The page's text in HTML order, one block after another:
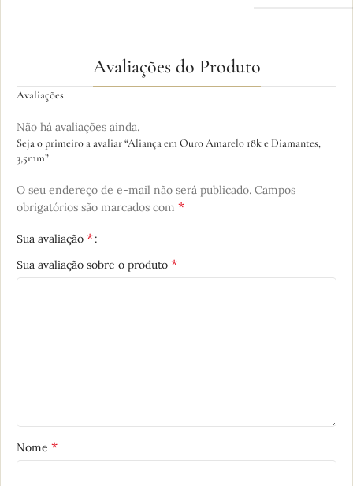
Avaliações do Produto
Avaliações
Não há avaliações ainda.
Seja o primeiro a avaliar “Aliança em Ouro Amarelo 18k e Diamantes,
3,5mm”
O seu endereço de e-mail não será publicado. Campos
obrigatórios são marcados com *
Sua avaliação *
Sua avaliação sobre o produto *
Nome *